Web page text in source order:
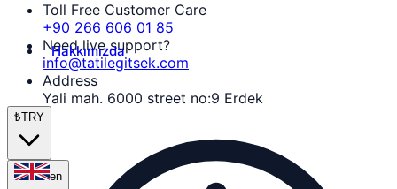
Hakkımızda
₺TRY
en
Toll Free Customer Care
+90 266 606 01 85
Need live support?
info@tatilegitsek.com
Address
Yali mah. 6000 street no:9 Erdek